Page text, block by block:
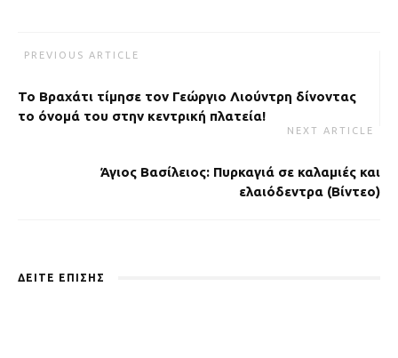
PREVIOUS ARTICLE
Το Βραχάτι τίμησε τον Γεώργιο Λιούντρη δίνοντας
το όνομά του στην κεντρική πλατεία!
NEXT ARTICLE
Άγιος Βασίλειος: Πυρκαγιά σε καλαμιές και
ελαιόδεντρα (Βίντεο)
ΔΕΙΤΕ ΕΠΙΣΗΣ